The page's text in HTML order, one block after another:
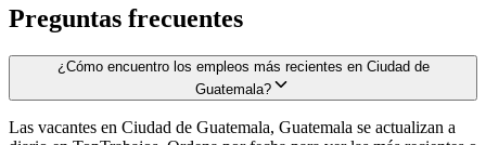
Preguntas frecuentes
¿Cómo encuentro los empleos más recientes en Ciudad de
Guatemala?
Las vacantes en Ciudad de Guatemala, Guatemala se actualizan a